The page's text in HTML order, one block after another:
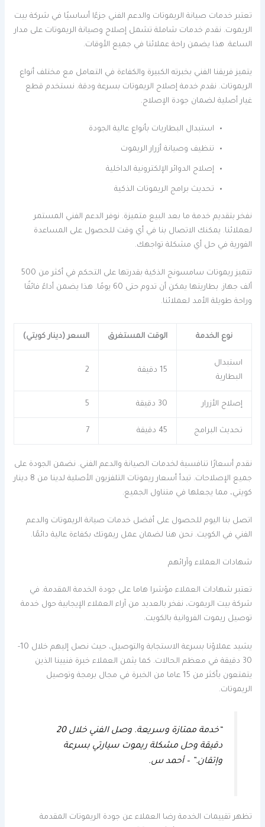
تعتبر خدمات صيانة الريموتات والدعم الفني جزءًا أساسيًا في شركة بيت
الريموت. نقدم خدمات شاملة تشمل إصلاح وصيانة الريموتات على مدار
الساعة. هذا يضمن راحة عملائنا في جميع الأوقات.
يتميز فريقنا الفني بخبرته الكبيرة والكفاءة في التعامل مع مختلف أنواع
الريموتات. نقدم خدمة إصلاح الريموتات بسرعة ودقة. نستخدم قطع
غيار أصلية لضمان جودة الإصلاح.
استبدال البطاريات بأنواع عالية الجودة
تنظيف وصيانة أزرار الريموت
إصلاح الدوائر الإلكترونية الداخلية
تحديث برامج الريموتات الذكية
نفخر بتقديم خدمة ما بعد البيع متميزة. نوفر الدعم الفني المستمر
لعملائنا. يمكنك الاتصال بنا في أي وقت للحصول على المساعدة
الفورية في حل أي مشكلة تواجهك.
تتميز ريموتات سامسونج الذكية بقدرتها على التحكم في أكثر من 500
ألف جهاز. بطاريتها يمكن أن تدوم حتى 60 يومًا. هذا يضمن أداءً فائقًا
وراحة طويلة الأمد لعملائنا.
نوع الخدمة الوقت المستغرق السعر (دينار كويتي)
استبدال
البطارية
15 دقيقة 2
إصلاح الأزرار 30 دقيقة 5
تحديث البرامج 45 دقيقة 7
نقدم أسعارًا تنافسية لخدمات الصيانة والدعم الفني. نضمن الجودة على
جميع الإصلاحات. تبدأ أسعار ريموتات التلفزيون الأصلية لدينا من 8 دينار
كويتي، مما يجعلها في متناول الجميع.
اتصل بنا اليوم للحصول على أفضل خدمات صيانة الريموتات والدعم
الفني في الكويت. نحن هنا لضمان عمل ريموتك بكفاءة عالية دائمًا.
شهادات العملاء وآرائهم
تعتبر شهادات العملاء مؤشرا هاما على جودة الخدمة المقدمة. في
شركة بيت الريموت، نفخر بالعديد من آراء العملاء الإيجابية حول خدمة
توصيل ريموت الفروانية بالكويت.
يشيد عملاؤنا بسرعة الاستجابة والتوصيل، حيث نصل إليهم خلال 10-
30 دقيقة في معظم الحالات. كما يثمن العملاء خبرة فنيينا الذين
يتمتعون بأكثر من 15 عاما من الخبرة في مجال برمجة وتوصيل
الريموتات.
“خدمة ممتازة وسريعة. وصل الفني خلال 20
دقيقة وحل مشكلة ريموت سيارتي بسرعة
وإتقان.” – أحمد س.
تظهر تقييمات الخدمة رضا العملاء عن جودة الريموتات المقدمة